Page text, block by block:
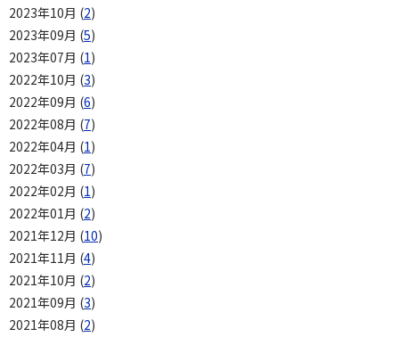
2023年10月 (2)
2023年09月 (5)
2023年07月 (1)
2022年10月 (3)
2022年09月 (6)
2022年08月 (7)
2022年04月 (1)
2022年03月 (7)
2022年02月 (1)
2022年01月 (2)
2021年12月 (10)
2021年11月 (4)
2021年10月 (2)
2021年09月 (3)
2021年08月 (2)